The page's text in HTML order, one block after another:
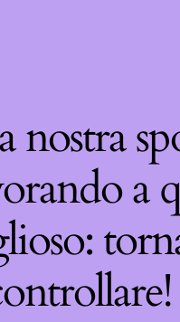
nostra
a